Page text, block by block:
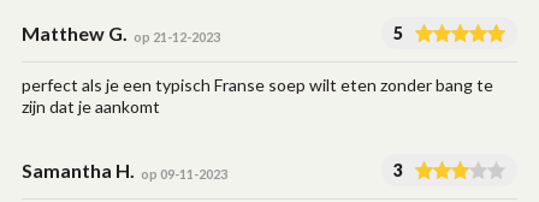
Matthew G. op 21-12-2023 5
perfect als je een typisch Franse soep wilt eten zonder bang te
zijn dat je aankomt
Samantha H. op 09-11-2023 3